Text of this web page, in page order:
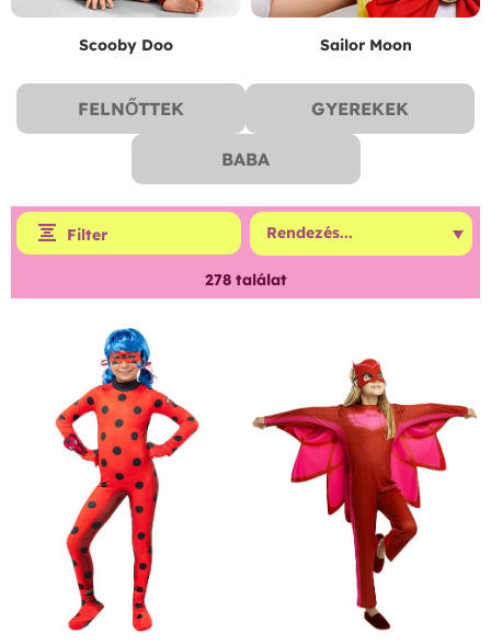
Scooby Doo Sailor Moon
FELNŐTTEK GYEREKEK
BABA
Filter
278találat